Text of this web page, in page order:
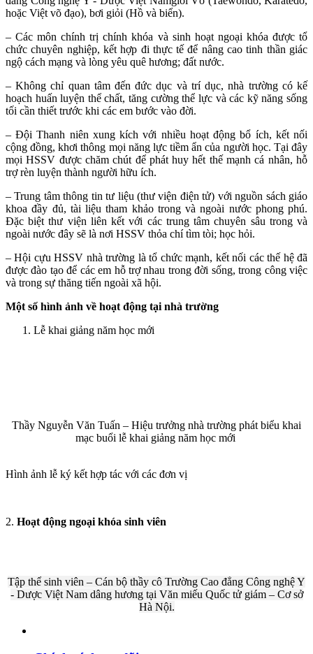
hoặc Việt võ đạo), bơi giỏi (Hồ và biển).
– Các môn chính trị chính khóa và sinh hoạt ngoại khóa được tổ
chức chuyên nghiệp, kết hợp đi thực tế để nâng cao tinh thần giác
ngộ cách mạng và lòng yêu quê hương; đất nước.
– Không chỉ quan tâm đến đức dục và trí dục, nhà trường có kế
hoạch huấn luyện thể chất, tăng cường thể lực và các kỹ năng sống
tối cần thiết trước khi các em bước vào đời.
– Đội Thanh niên xung kích với nhiều hoạt động bổ ích, kết nối
cộng đồng, khơi thông mọi năng lực tiềm ẩn của người học. Tại đây
mọi HSSV được chăm chút để phát huy hết thế mạnh cá nhân, hỗ
trợ rèn luyện thành người hữu ích.
– Trung tâm thông tin tư liệu (thư viện điện tử) với nguồn sách giáo
khoa đầy đủ, tài liệu tham khảo trong và ngoài nước phong phú.
Đặc biệt thư viện liên kết với các trung tâm chuyên sâu trong và
ngoài nước đây sẽ là nơi HSSV thỏa chí tìm tòi; học hỏi.
– Hội cựu HSSV nhà trường là tổ chức mạnh, kết nối các thế hệ đã
được đào tạo để các em hỗ trợ nhau trong đời sống, trong công việc
và trong sự thăng tiến ngoài xã hội.
Một số hình ảnh về hoạt động tại nhà trường
Lễ khai giảng năm học mới
Thầy Nguyễn Văn Tuấn – Hiệu trưởng nhà trường phát biểu khai
mạc buổi lễ khai giảng năm học mới
Hình ảnh lễ ký kết hợp tác với các đơn vị
2. Hoạt động ngoại khóa sinh viên
Tập thể sinh viên – Cán bộ thầy cô Trường Cao đẳng Công nghệ Y
- Dược Việt Nam dâng hương tại Văn miếu Quốc tử giám – Cơ sở
Hà Nội.